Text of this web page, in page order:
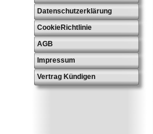
Datenschutzerklärung
CookieRichtlinie
AGB
Impressum
Vertrag Kündigen